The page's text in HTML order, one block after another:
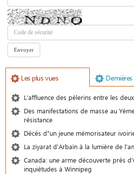
Les plus vues
L'affluence des pèlerins entre les
Des manifestations de masse au
résistance
Décès d"un jeune mémorisateur
La ziyarat d'Arbaïn à la lumière de
Canada: une arme découverte près
inquiétudes à Winnipeg